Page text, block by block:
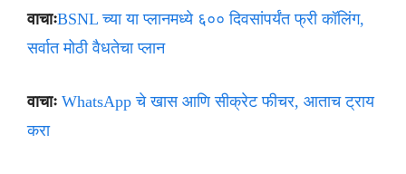
वाचाःBSNL च्या या प्लानमध्ये ६०० दिवसांपर्यंत फ्री कॉलिंग,
सर्वात मोठी वैधतेचा प्लान
वाचाः WhatsApp चे खास आणि सीक्रेट फीचर, आताच ट्राय
करा